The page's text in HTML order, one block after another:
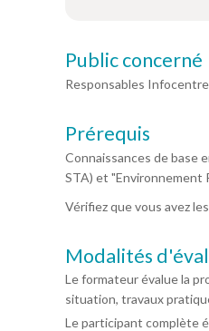
Public concerné
Responsables
Prérequis
Connaissances de base
STA) et "Environnement
Vérifiez que vous avez
Modalités
Le formateur évalue la
situation, travaux
Le participant complète